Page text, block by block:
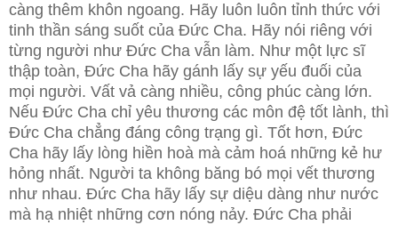
càng thêm khôn ngoang. Hãy luôn luôn tỉnh thức với
tinh thần sáng suốt của Đức Cha. Hãy nói riêng với
từng người như Đức Cha vẫn làm. Như một lực sĩ
thập toàn, Đức Cha hãy gánh lấy sự yếu đuối của
mọi người. Vất vả càng nhiều, công phúc càng lớn.
Nếu Đức Cha chỉ yêu thương các môn đệ tốt lành, thì
Đức Cha chẳng đáng công trạng gì. Tốt hơn, Đức
Cha hãy lấy lòng hiền hoà mà cảm hoá những kẻ hư
hỏng nhất. Người ta không băng bó mọi vết thương
như nhau. Đức Cha hãy lấy sự diệu dàng như nước
mà hạ nhiệt những cơn nóng nảy. Đức Cha phải